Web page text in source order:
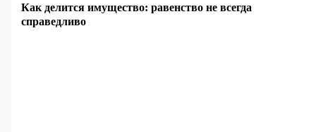
Как делится имущество: равенство не всегда
справедливо